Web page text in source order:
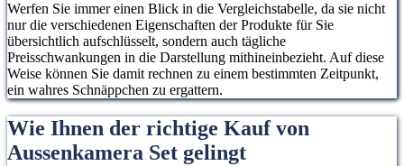
Werfen Sie immer einen Blick in die Vergleichstabelle, da sie nicht
nur die verschiedenen Eigenschaften der Produkte für Sie
übersichtlich aufschlüsselt, sondern auch tägliche
Preisschwankungen in die Darstellung mithineinbezieht. Auf diese
Weise können Sie damit rechnen zu einem bestimmten Zeitpunkt,
ein wahres Schnäppchen zu ergattern.
Wie Ihnen der richtige Kauf von
Aussenkamera Set gelingt